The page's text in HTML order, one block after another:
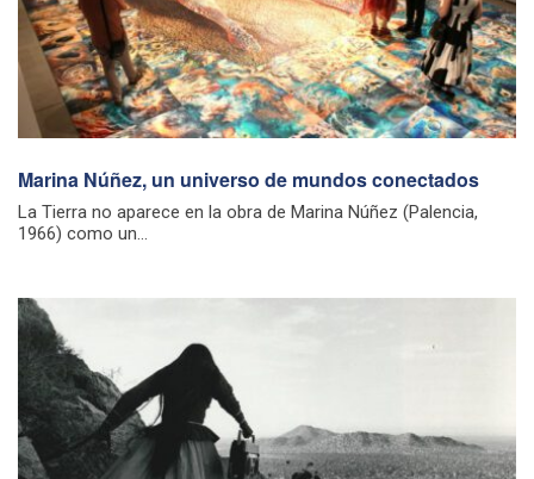
Marina Núñez, un universo de mundos conectados
La Tierra no aparece en la obra de Marina Núñez (Palencia,
1966) como un...